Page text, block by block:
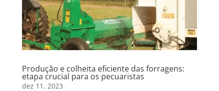
Produção e colheita eficiente das forragens:
etapa crucial para os pecuaristas
dez 11, 2023